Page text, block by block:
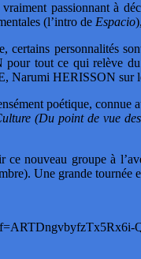
passionnant à
(l’intro de Espacio
certains personnalités
tout ce qui relève
Narumi HERISSON sur
poétique,
(Du point de vue
nouveau groupe à
Une grande tournée